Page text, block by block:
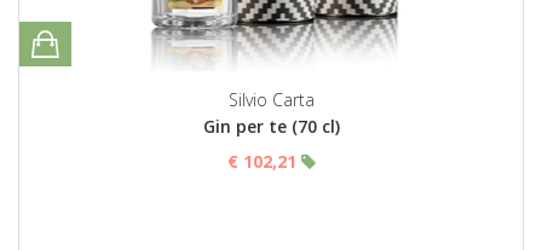
Silvio Carta
Gin per te (70 cl)
€ 102,21